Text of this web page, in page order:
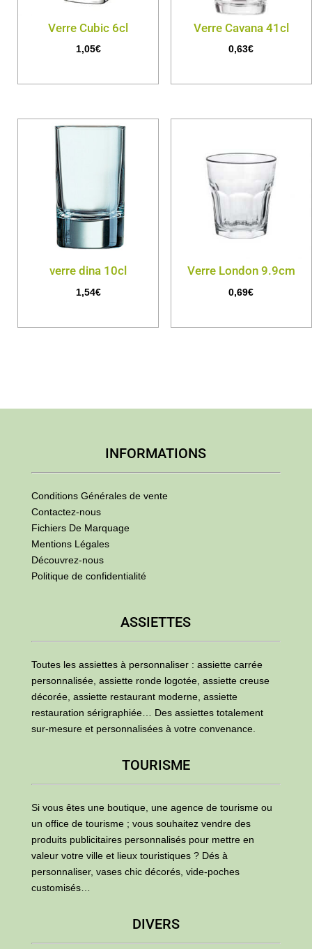
Verre Cubic 6cl
1,05€
Verre Cavana 41cl
0,63€
verre dina 10cl
1,54€
Verre London 9.9cm
0,69€
INFORMATIONS
Conditions Générales de vente
Contactez-nous
Fichiers De Marquage
Mentions Légales
Découvrez-nous
Politique de confidentialité
ASSIETTES
Toutes les assiettes à personnaliser : assiette carrée
personnalisée, assiette ronde logotée, assiette creuse
décorée, assiette restaurant moderne, assiette
restauration sérigraphiée… Des assiettes totalement
sur-mesure et personnalisées à votre convenance.
TOURISME
Si vous êtes une boutique, une agence de tourisme ou
un office de tourisme ; vous souhaitez vendre des
produits publicitaires personnalisés pour mettre en
valeur votre ville et lieux touristiques ? Dés à
personnaliser, vases chic décorés, vide-poches
customisés…
DIVERS